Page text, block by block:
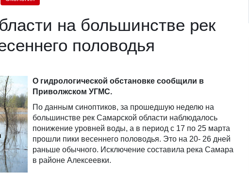
на большинстве рек
половодья
О гидрологической обстановке сообщили в
Приволжском УГМС.
По данным синоптиков, за прошедшую неделю на
большинстве рек Самарской области наблюдалось
понижение уровней воды, а в период с 17 по 25 марта
прошли пики весеннего половодья. Это на 20- 26 дней
раньше обычного. Исключение составила река Самара
в районе Алексеевки.